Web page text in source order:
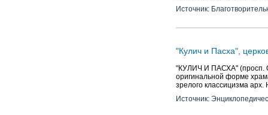
Источник:
"Кулич и Пасха",
"КУЛИЧ И ПАСХА" (просп.
оригинальной форме
зрелого классицизма
Источник: